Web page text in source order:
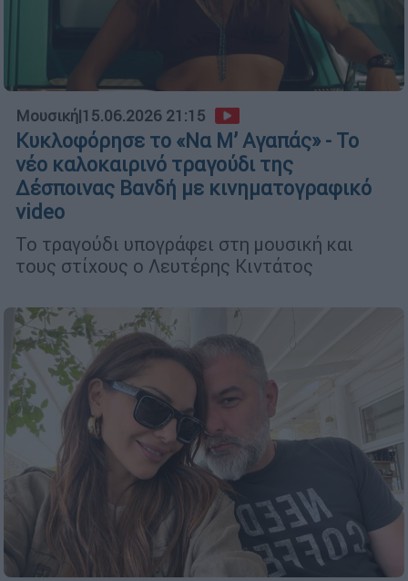
Μουσική|15.06.2026 21:15
Κυκλοφόρησε το «Να Μ’ Αγαπάς» - Το
νέο καλοκαιρινό τραγούδι της
Δέσποινας Βανδή με κινηματογραφικό
video
Το τραγούδι υπογράφει στη μουσική και
τους στίχους ο Λευτέρης Κιντάτος